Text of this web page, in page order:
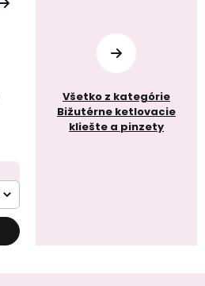
Všetko z kategórie
Bižutérne ketlovacie
kliešte a pinzety